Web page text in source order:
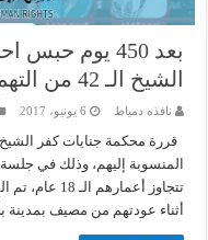
بعد 450 يوم
الشيخ الـ 42 من التهم المنسوبة إليهم
نافذه دمياط 6 يونيو، 2017
أثناء عودتهم من مصيف